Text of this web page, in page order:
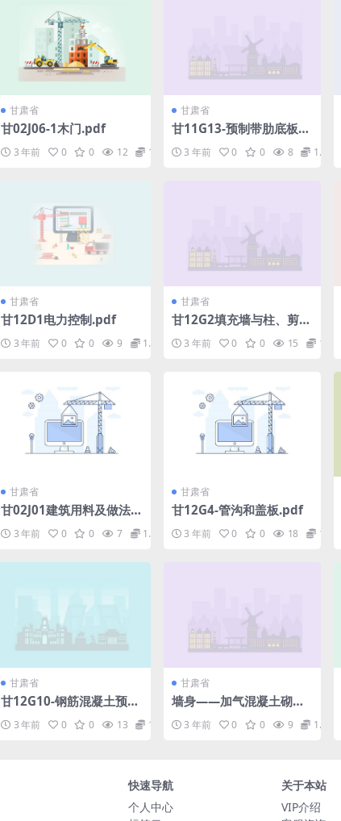
甘肃省
甘02J06-1木门.pdf
3 年前 0 0 12 1.98
甘肃省
甘11G13-预制带肋底板混
凝土叠合楼板.pdf
3 年前 0 0 8 1.98
甘肃省
甘12D1电力控制.pdf
3 年前 0 0 9 1.98
甘肃省
甘12G2填充墙与柱、剪力
3 年前 0 0 15 1.98
甘肃省
甘02J01建筑用料及做法
3 年前 0 0 7 1.98
甘肃省
甘12G4-管沟和盖板.pdf
3 年前 0 0 18 1.98
甘肃省
甘12G10-钢筋混凝土预制
3 年前 0 0 13 1.98
甘肃省
墙身——加气混凝土砌块
3 年前 0 0 9 1.98
快速导航
个人中心
关于本站
VIP介绍